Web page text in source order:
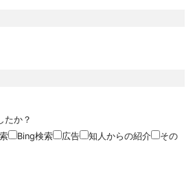
たか？
Bing検索 広告 知人からの紹介
その